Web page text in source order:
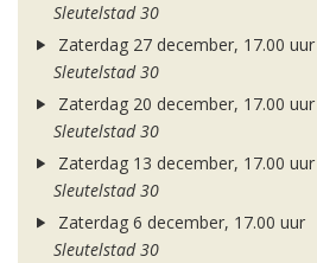
Sleutelstad 30
Zaterdag 27 december, 17.00 uur
Sleutelstad 30
Zaterdag 20 december, 17.00 uur
Sleutelstad 30
Zaterdag 13 december, 17.00 uur
Sleutelstad 30
Zaterdag 6 december, 17.00 uur
Sleutelstad 30